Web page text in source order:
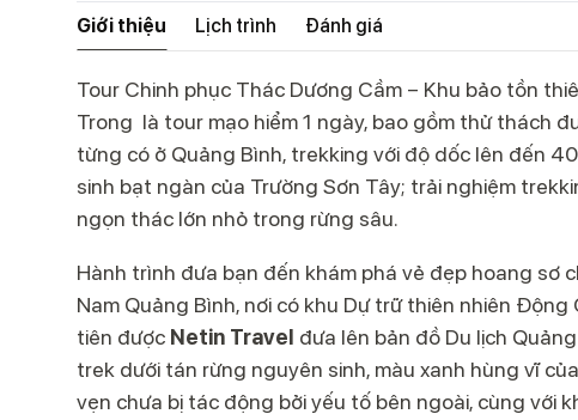
Giới thiệu Lịch trình Đánh giá
Tour Chinh phục Thác Dương Cầm – Khu bảo tồn
Trong là tour mạo hiểm 1 ngày, bao gồm thử thách
từng có ở Quảng Bình, trekking với độ dốc lên đến
sinh bạt ngàn của Trường Sơn Tây; trải nghiệm
ngọn thác lớn nhỏ trong rừng sâu.
Hành trình đưa bạn đến khám phá vẻ đẹp hoang sơ
Nam Quảng Bình, nơi có khu Dự trữ thiên nhiên Động
tiên được Netin Travel đưa lên bản đồ Du lịch
trek dưới tán rừng nguyên sinh, màu xanh hùng vĩ
vẹn chưa bị tác động bởi yếu tố bên ngoài, cùng với